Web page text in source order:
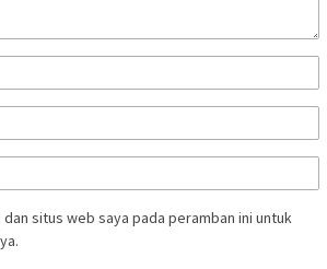
dan situs web saya pada peramban ini untuk